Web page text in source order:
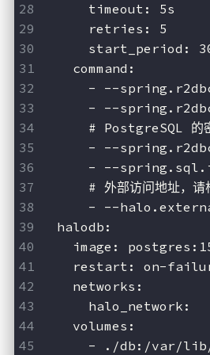
      timeout: 5s
      retries: 5
start_period:
    command:
- --
- --
# PostgreSQL 的
- --
- --
# 外部访问地址，请
- --
  halodb:
image:
restart: on-
    networks:
      halo_network:
    volumes:
- ./db:/var/